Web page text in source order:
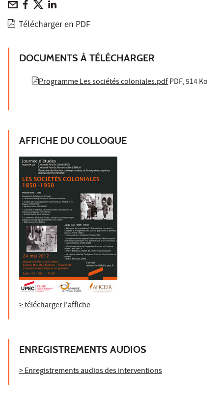
Télécharger en PDF
DOCUMENTS À TÉLÉCHARGER
Programme Les sociétés coloniales.pdfPDF, 514 Ko
AFFICHE DU COLLOQUE
> télécharger l'affiche
ENREGISTREMENTS AUDIOS
> Enregistrements audios des interventions